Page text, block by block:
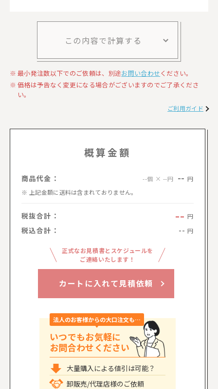
この内容で計算する
最小発注数以下でのご依頼は、別途お問い合わせください。
価格は予告なく変更になる場合がございますのでご了承くださ
い。
ご利用ガイド
概算金額
商品代金： --個 × --円 -- 円
上記金額に送料は含まれておりません。
税抜合計： -- 円
税込合計： -- 円
正式なお見積書とスケジュールを
ご連絡いたします！
カートに入れて見積依頼
法人のお客様からの大口注文も…
いつでもお気軽に
お問合わせください
大量購入による値引は可能？
卸販売/代理店様のご依頼